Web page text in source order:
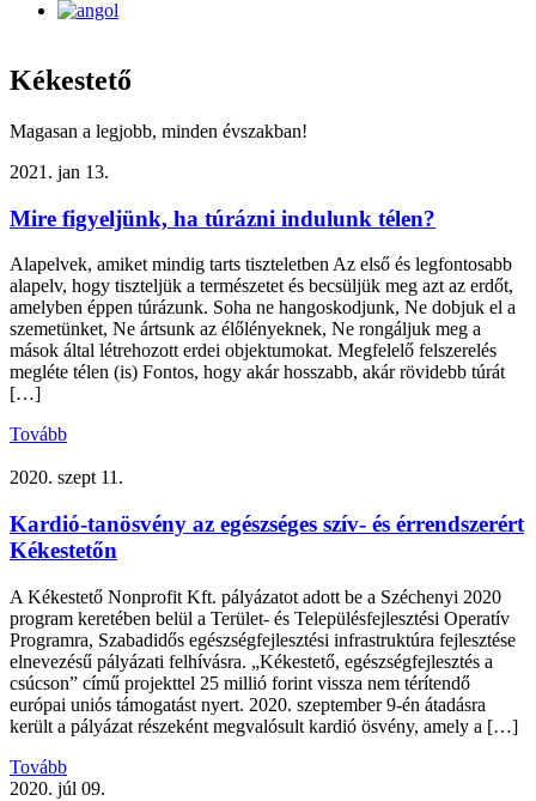
Kékestető
Magasan a legjobb, minden évszakban!
2021. jan 13.
Mire figyeljünk, ha túrázni indulunk télen?
Alapelvek, amiket mindig tarts tiszteletben Az első és legfontosabb
alapelv, hogy tiszteljük a természetet és becsüljük meg azt az erdőt,
amelyben éppen túrázunk. Soha ne hangoskodjunk, Ne dobjuk el a
szemetünket, Ne ártsunk az élőlényeknek, Ne rongáljuk meg a
mások által létrehozott erdei objektumokat. Megfelelő felszerelés
megléte télen (is) Fontos, hogy akár hosszabb, akár rövidebb túrát
[…]
Tovább
2020. szept 11.
Kardió-tanösvény az egészséges szív- és érrendszerért
Kékestetőn
A Kékestető Nonprofit Kft. pályázatot adott be a Széchenyi 2020
program keretében belül a Terület- és Településfejlesztési Operatív
Programra, Szabadidős egészségfejlesztési infrastruktúra fejlesztése
elnevezésű pályázati felhívásra. „Kékestető, egészségfejlesztés a
csúcson” című projekttel 25 millió forint vissza nem térítendő
európai uniós támogatást nyert. 2020. szeptember 9-én átadásra
került a pályázat részeként megvalósult kardió ösvény, amely a […]
Tovább
2020. júl 09.